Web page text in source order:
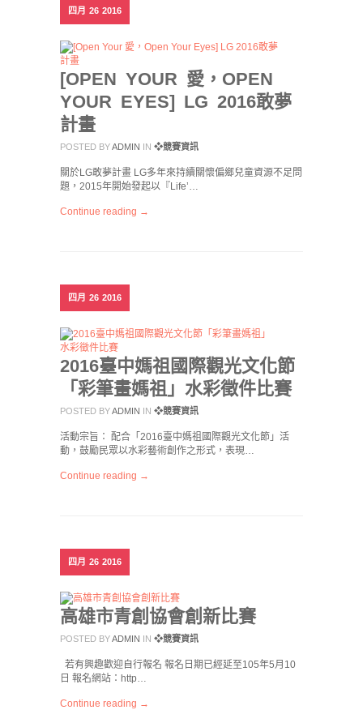
四月 26 2016
[OPEN YOUR 愛，OPEN
YOUR EYES] LG 2016敢夢
計畫
POSTED BYADMIN IN ❖競賽資訊
關於LG敢夢計畫 LG多年來持續關懷偏鄉兒童資源不足問
題，2015年開始發起以『Life’…
Continue reading →
四月 26 2016
2016臺中媽祖國際觀光文化節
「彩筆畫媽祖」水彩徵件比賽
POSTED BYADMIN IN ❖競賽資訊
活動宗旨： 配合「2016臺中媽祖國際觀光文化節」活
動，鼓勵民眾以水彩藝術創作之形式，表現…
Continue reading →
四月 26 2016
高雄市青創協會創新比賽
POSTED BYADMIN IN ❖競賽資訊
若有興趣歡迎自行報名 報名日期已經延至105年5月10
日 報名網站：http…
Continue reading →